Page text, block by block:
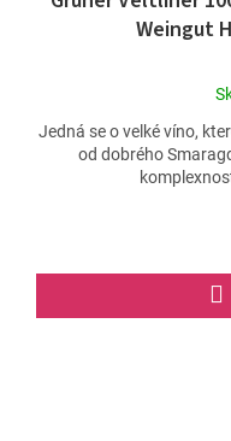
Weingut
Jedná se o velké víno,
od dobrého